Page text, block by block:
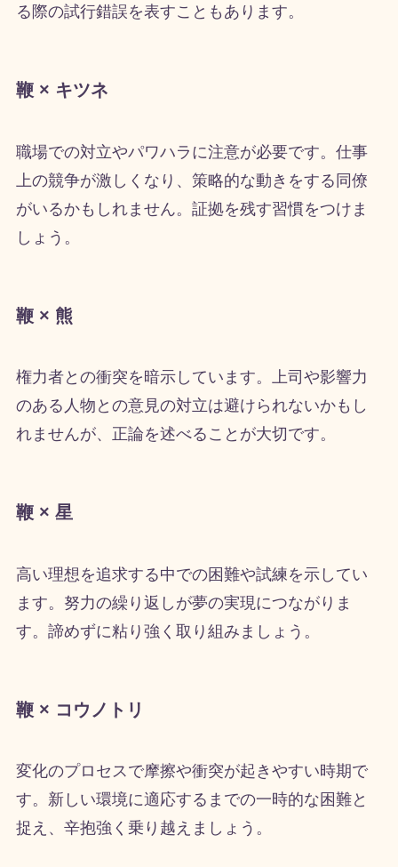
る際の試行錯誤を表すこともあります。
鞭 × キツネ
職場での対立やパワハラに注意が必要です。仕事
上の競争が激しくなり、策略的な動きをする同僚
がいるかもしれません。証拠を残す習慣をつけま
しょう。
鞭 × 熊
権力者との衝突を暗示しています。上司や影響力
のある人物との意見の対立は避けられないかもし
れませんが、正論を述べることが大切です。
鞭 × 星
高い理想を追求する中での困難や試練を示してい
ます。努力の繰り返しが夢の実現につながりま
す。諦めずに粘り強く取り組みましょう。
鞭 × コウノトリ
変化のプロセスで摩擦や衝突が起きやすい時期で
す。新しい環境に適応するまでの一時的な困難と
捉え、辛抱強く乗り越えましょう。